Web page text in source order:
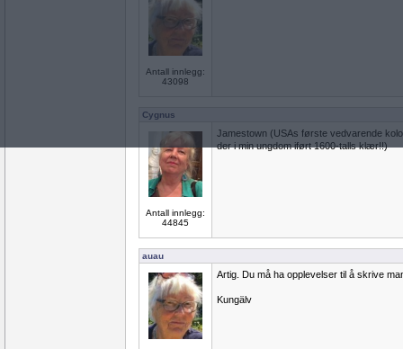
Antall innlegg:
43098
Cygnus
Antall innlegg:
44845
Jamestown (USAs første vedvarende
der i min ungdom iført 1600-talls klær!!)
auau
Artig. Du må ha opplevelser til å skrive
Kungälv